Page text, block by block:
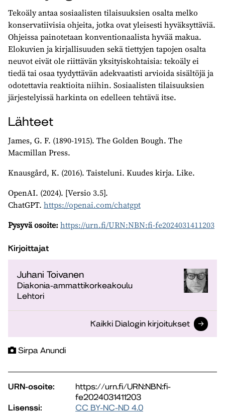
Tekoäly antaa sosiaalisten tilaisuuksien osalta melko
konservatiivisia ohjeita, jotka ovat yleisesti hyväksyttäviä.
Ohjeissa painotetaan konventionaalista hyvää makua.
Elokuvien ja kirjallisuuden sekä tiettyjen tapojen osalta
neuvot eivät ole riittävän yksityiskohtaisia: tekoäly ei
tiedä tai osaa tyydyttävän adekvaatisti arvioida sisältöjä ja
odotettavia reaktioita niihin. Sosiaalisten tilaisuuksien
järjestelyissä harkinta on edelleen tehtävä itse.
Lähteet
James, G. F. (1890-1915). The Golden Bough. The
Macmillan Press.
Knausgård, K. (2016). Taisteluni. Kuudes kirja. Like.
OpenAI. (2024). [Versio 3.5].
ChatGPT. https://openai.com/chatgpt
Pysyvä osoite:https://urn.fi/URN:NBN:fi-fe2024031411203
Kirjoittajat
Juhani Toivanen
Diakonia-ammattikorkeakoulu
Lehtori
Kaikki Dialogin kirjoitukset
Sirpa Anundi
URN-osoite:
https://urn.fi/URN:NBN:fi-
fe2024031411203
Lisenssi:
CC BY-NC-ND 4.0